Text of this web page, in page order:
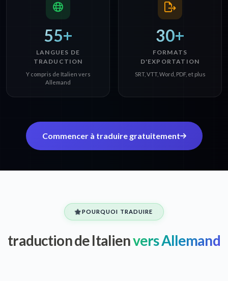
55+
LANGUES DE
TRADUCTION
Y compris de Italien vers
Allemand
30+
FORMATS
D'EXPORTATION
SRT, VTT, Word, PDF, et plus
Commencer à traduire gratuitement
POURQUOI TRADUIRE
traduction de Italienvers Allemand